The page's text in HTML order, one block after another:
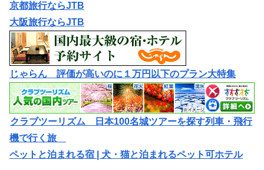
京都旅行ならJTB
大阪旅行ならJTB
じゃらん 評価が高いのに１万円以下のプラン大特集
クラブツーリズム 日本100名城ツアーを探す列車・飛行
機で行く旅
ペットと泊まれる宿 | 犬・猫と泊まれるペット可ホテル